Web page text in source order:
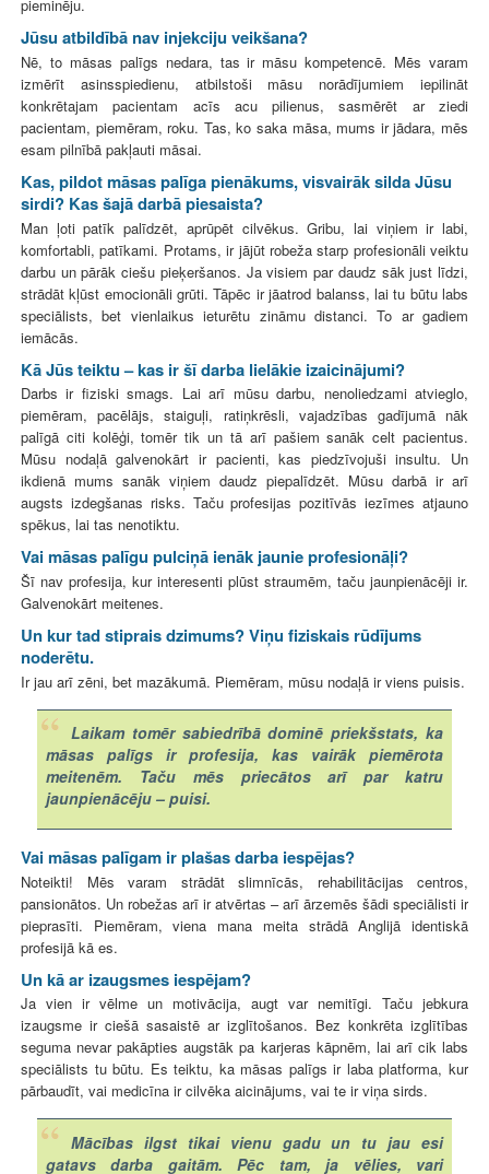
pieminēju.
Jūsu atbildībā nav injekciju veikšana?
Nē, to māsas palīgs nedara, tas ir māsu kompetencē. Mēs varam
izmērīt asinsspiedienu, atbilstoši māsu norādījumiem iepilināt
konkrētajam pacientam acīs acu pilienus, sasmērēt ar ziedi
pacientam, piemēram, roku. Tas, ko saka māsa, mums ir jādara, mēs
esam pilnībā pakļauti māsai.
Kas, pildot māsas palīga pienākums, visvairāk silda Jūsu
sirdi? Kas šajā darbā piesaista?
Man ļoti patīk palīdzēt, aprūpēt cilvēkus. Gribu, lai viņiem ir labi,
komfortabli, patīkami. Protams, ir jājūt robeža starp profesionāli veiktu
darbu un pārāk ciešu pieķeršanos. Ja visiem par daudz sāk just līdzi,
strādāt kļūst emocionāli grūti. Tāpēc ir jāatrod balanss, lai tu būtu labs
speciālists, bet vienlaikus ieturētu zināmu distanci. To ar gadiem
iemācās.
Kā Jūs teiktu – kas ir šī darba lielākie izaicinājumi?
Darbs ir fiziski smags. Lai arī mūsu darbu, nenoliedzami atvieglo,
piemēram, pacēlājs, staiguļi, ratiņkrēsli, vajadzības gadījumā nāk
palīgā citi kolēģi, tomēr tik un tā arī pašiem sanāk celt pacientus.
Mūsu nodaļā galvenokārt ir pacienti, kas piedzīvojuši insultu. Un
ikdienā mums sanāk viņiem daudz piepalīdzēt. Mūsu darbā ir arī
augsts izdegšanas risks. Taču profesijas pozitīvās iezīmes atjauno
spēkus, lai tas nenotiktu.
Vai māsas palīgu pulciņā ienāk jaunie profesionāļi?
Šī nav profesija, kur interesenti plūst straumēm, taču jaunpienācēji ir.
Galvenokārt meitenes.
Un kur tad stiprais dzimums? Viņu fiziskais rūdījums
noderētu.
Ir jau arī zēni, bet mazākumā. Piemēram, mūsu nodaļā ir viens puisis.
Laikam tomēr sabiedrībā dominē priekšstats, ka
māsas palīgs ir profesija, kas vairāk piemērota
meitenēm. Taču mēs priecātos arī par katru
jaunpienācēju – puisi.
Vai māsas palīgam ir plašas darba iespējas?
Noteikti! Mēs varam strādāt slimnīcās, rehabilitācijas centros,
pansionātos. Un robežas arī ir atvērtas – arī ārzemēs šādi speciālisti ir
pieprasīti. Piemēram, viena mana meita strādā Anglijā identiskā
profesijā kā es.
Un kā ar izaugsmes iespējam?
Ja vien ir vēlme un motivācija, augt var nemitīgi. Taču jebkura
izaugsme ir ciešā sasaistē ar izglītošanos. Bez konkrēta izglītības
seguma nevar pakāpties augstāk pa karjeras kāpnēm, lai arī cik labs
speciālists tu būtu. Es teiktu, ka māsas palīgs ir laba platforma, kur
pārbaudīt, vai medicīna ir cilvēka aicinājums, vai te ir viņa sirds.
Mācības ilgst tikai vienu gadu un tu jau esi
gatavs darba gaitām. Pēc tam, ja vēlies, vari